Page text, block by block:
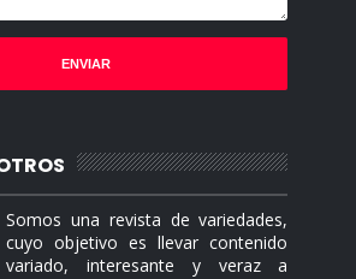
Somos una revista de variedades,
cuyo objetivo es llevar contenido
variado, interesante y veraz a